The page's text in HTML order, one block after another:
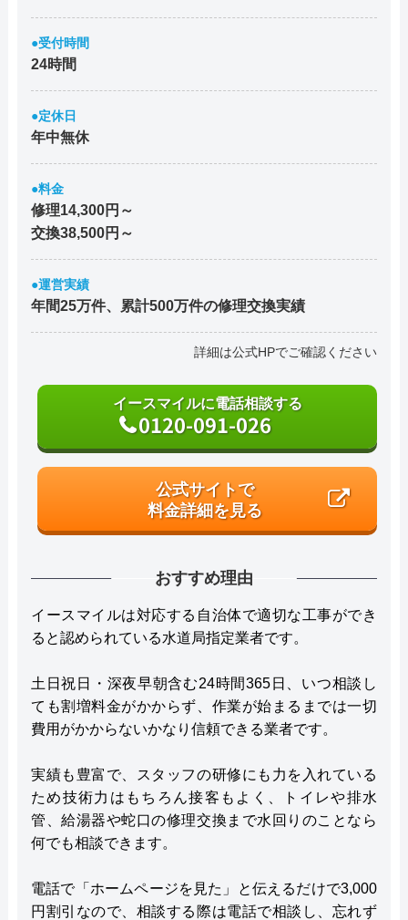
●受付時間
24時間
●定休日
年中無休
●料金
修理14,300円～
交換38,500円～
●運営実績
年間25万件、累計500万件の修理交換実績
詳細は公式HPでご確認ください
イースマイルに電話相談する
0120-091-026
公式サイトで
料金詳細を見る
おすすめ理由
イースマイルは対応する自治体で適切な工事ができ
ると認められている水道局指定業者です。
土日祝日・深夜早朝含む24時間365日、いつ相談し
ても割増料金がかからず、作業が始まるまでは一切
費用がかからないかなり信頼できる業者です。
実績も豊富で、スタッフの研修にも力を入れている
ため技術力はもちろん接客もよく、トイレや排水
管、給湯器や蛇口の修理交換まで水回りのことなら
何でも相談できます。
電話で「ホームページを見た」と伝えるだけで3,000
円割引なので、相談する際は電話で相談し、忘れず